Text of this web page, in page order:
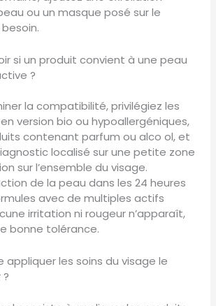
ou un masque posé sur le
si un produit convient à une peau
?
la compatibilité, privilégiez les
version bio ou hypoallergéniques,
contenant parfum ou alco ol, et
localisé sur une petite zone
sur l’ensemble du visage.
de la peau dans les 24 heures
avec de multiples actifs
irritation ni rougeur n’apparaît,
bonne tolérance.
appliquer les soins du visage le